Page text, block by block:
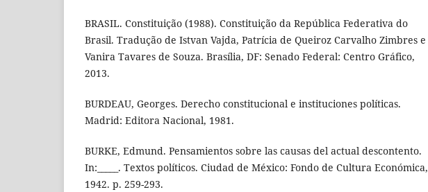
BRASIL. Constituição (1988). Constituição da República Federativa do
Brasil. Tradução de Istvan Vajda, Patrícia de Queiroz Carvalho Zimbres e
Vanira Tavares de Souza. Brasília, DF: Senado Federal: Centro Gráfico,
2013.
BURDEAU, Georges. Derecho constitucional e instituciones políticas.
Madrid: Editora Nacional, 1981.
BURKE, Edmund. Pensamientos sobre las causas del actual descontento.
In:_____. Textos políticos. Ciudad de México: Fondo de Cultura Económica,
1942. p. 259-293.